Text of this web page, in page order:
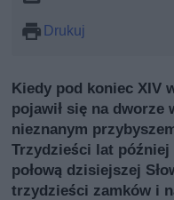
Drukuj
Kiedy pod koniec XIV
pojawił się na dworze
nieznanym
Trzydzieści lat później
połową dzisiejszej
trzydzieści zamków i